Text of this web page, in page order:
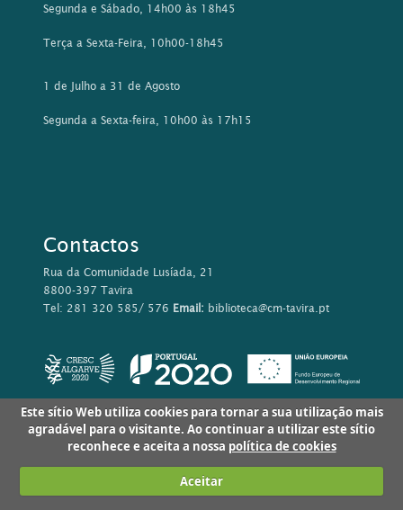
Segunda e Sábado, 14h00 às 18h45
Terça a Sexta-Feira, 10h00-18h45
1 de Julho a 31 de Agosto
Segunda a Sexta-feira, 10h00 às 17h15
Contactos
Rua da Comunidade Lusíada, 21
8800-397 Tavira
Tel: 281 320 585/ 576 Email: biblioteca@cm-tavira.pt
Este sítio Web utiliza cookies para tornar a sua utilização mais
agradável para o visitante. Ao continuar a utilizar este sítio
reconhece e aceita a nossa política de cookies
Aceitar